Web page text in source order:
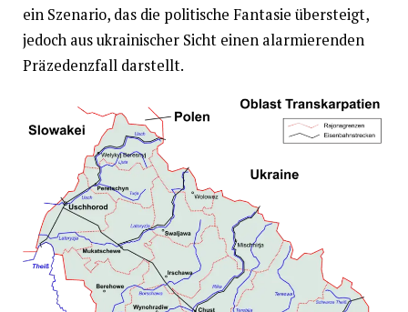
ein Szenario, das die politische Fantasie übersteigt,
jedoch aus ukrainischer Sicht einen alarmierenden
Präzedenzfall darstellt.